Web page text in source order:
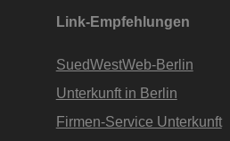
Link-Empfehlungen
SuedWestWeb-Berlin
Unterkunft in Berlin
Firmen-Service Unterkunft